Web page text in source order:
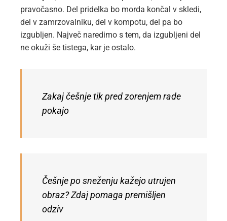
pravočasno. Del pridelka bo morda končal v skledi,
del v zamrzovalniku, del v kompotu, del pa bo
izgubljen. Največ naredimo s tem, da izgubljeni del
ne okuži še tistega, kar je ostalo.
Zakaj češnje tik pred zorenjem rade
pokajo
Češnje po sneženju kažejo utrujen
obraz? Zdaj pomaga premišljen
odziv